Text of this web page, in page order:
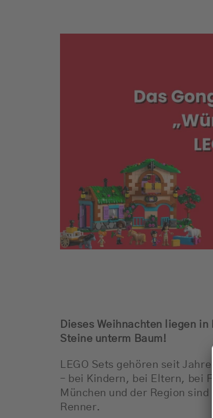
Dieses Weihnachten liegen
Steine unterm Baum!
LEGO Sets gehören seit
– bei Kindern, bei Eltern, bei
München und der Region
Renner.